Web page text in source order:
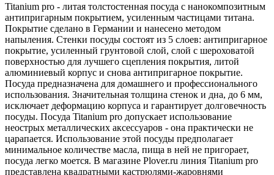
Titanium pro - литая толстостенная посуда с нанокомпозитным
антипригарным покрытием, усиленным частицами титана.
Покрытие сделано в Германии и нанесено методом
напыления. Стенки посуды состоят из 5 слоев: антипригарное
покрытие, усиленный грунтовой слой, слой с шероховатой
поверхностью для лучшего сцепления покрытия, литой
алюминиевый корпус и снова антипригарное покрытие.
Посуда предназначена для домашнего и профессионального
использования. Значительная толщина стенок и дна, до 6 мм,
исключает деформацию корпуса и гарантирует долговечность
посуды. Посуда Titanium pro допускает использование
неострых металлических аксессуаров - она практически не
царапается. Использование этой посуды предполагает
минимальное количестве масла, пища в ней не пригорает,
посуда легко моется. В магазине Plover.ru линия Titanium pro
представлена квадратными кастрюлями-жаровнями